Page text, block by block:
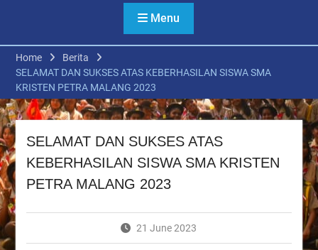
Menu
Home
Berita
SELAMAT DAN SUKSES ATAS KEBERHASILAN SISWA SMA
KRISTEN PETRA MALANG 2023
SELAMAT DAN SUKSES ATAS
KEBERHASILAN SISWA SMA KRISTEN
PETRA MALANG 2023
21 June 2023